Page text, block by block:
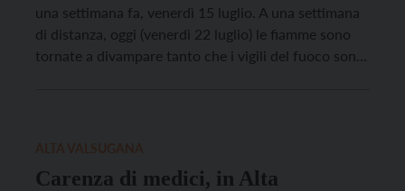
una settimana fa, venerdì 15 luglio. A una settimana
di distanza, oggi (venerdì 22 luglio) le fiamme sono
tornate a divampare tanto che i vigili del fuoco sono
Carenza di medici, in Alta